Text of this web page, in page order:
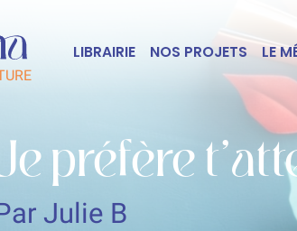
LIBRAIRIE NOS PROJETS LE
préfère
Julie B